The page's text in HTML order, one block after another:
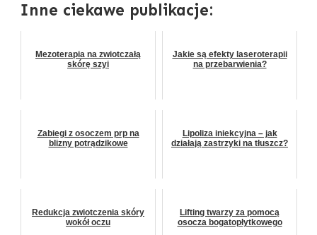
Inne ciekawe publikacje:
Mezoterapia na zwiotczałą
skórę szyi
Jakie są efekty laseroterapii
na przebarwienia?
Zabiegi z osoczem prp na
blizny potrądzikowe
Lipoliza iniekcyjna – jak
działają zastrzyki na tłuszcz?
Redukcja zwiotczenia skóry
wokół oczu
Lifting twarzy za pomocą
osocza bogatopłytkowego